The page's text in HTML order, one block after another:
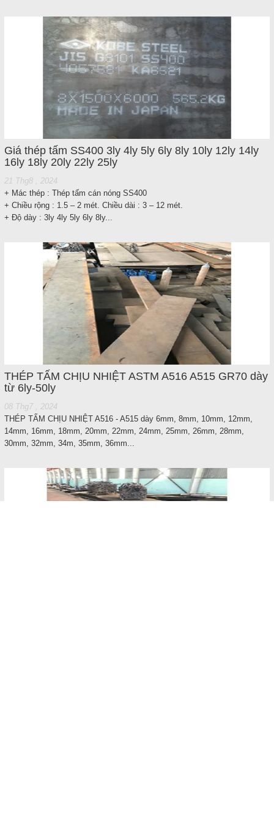
Giá thép tấm SS400 3ly 4ly 5ly 6ly 8ly 10ly 12ly 14ly
16ly 18ly 20ly 22ly 25ly
21 Thg8 , 2024
+ Mác thép : Thép tấm cán nóng SS400
+ Chiều rộng : 1.5 – 2 mét. Chiều dài : 3 – 12 mét.
+ Độ dày : 3ly 4ly 5ly 6ly 8ly...
THÉP TẤM CHỊU NHIỆT ASTM A516 A515 GR70 dày
từ 6ly-50ly
08 Thg7 , 2024
THÉP TẤM CHỊU NHIỆT A516 - A515 dày 6mm, 8mm, 10mm, 12mm,
14mm, 16mm, 18mm, 20mm, 22mm, 24mm, 25mm, 26mm, 28mm,
30mm, 32mm, 34m, 35mm, 36mm...